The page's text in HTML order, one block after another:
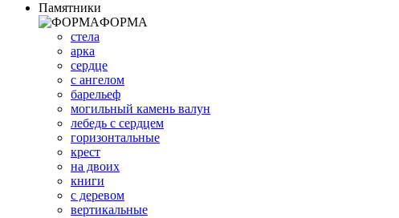
Памятники
ФОРМА
стела
арка
сердце
с ангелом
барельеф
могильный камень валун
лебедь с сердцем
горизонтальные
крест
на двоих
книги
с деревом
вертикальные